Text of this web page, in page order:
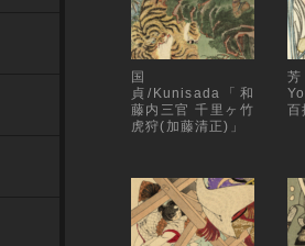
国
貞/Kunisada「和
藤内三官 千里ヶ竹
虎狩(加藤清正)」
百